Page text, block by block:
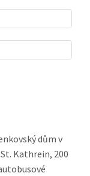
dům v
Kathrein, 200